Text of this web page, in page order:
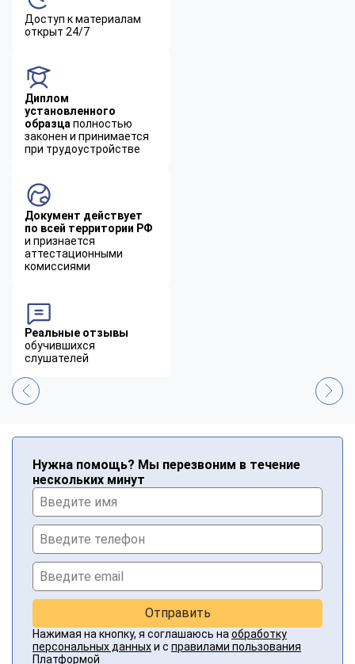
Доступ к материалам
открыт 24/7
Диплом
установленного
образца полностью
законен и принимается
при трудоустройстве
Документ действует
по всей территории РФ
и признается
аттестационными
комиссиями
Реальные отзывы
обучившихся
слушателей
Нужна помощь? Мы перезвоним в течение
нескольких минут
Отправить
Нажимая на кнопку, я соглашаюсь на обработку
персональных данныхи с правилами пользования
Платформой